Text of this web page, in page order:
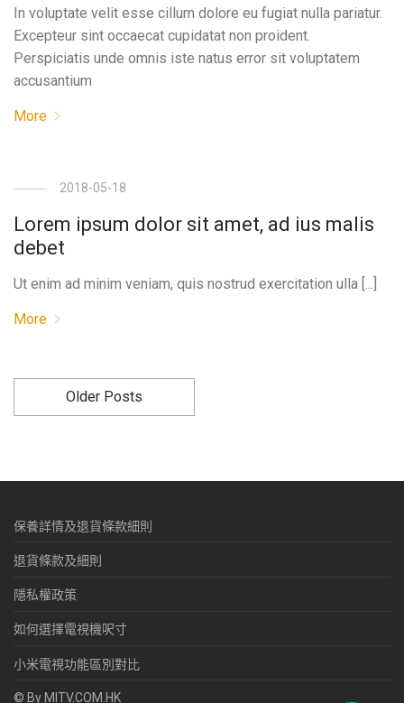
In voluptate velit esse cillum dolore eu fugiat nulla pariatur.
Excepteur sint occaecat cupidatat non proident.
Perspiciatis unde omnis iste natus error sit voluptatem
accusantium
More
2018-05-18
Lorem ipsum dolor sit amet, ad ius malis
debet
Ut enim ad minim veniam, quis nostrud exercitation ulla [...]
More
Older Posts
保養詳情及退貨條款細則
退貨條款及細則
隱私權政策
如何選擇電視機呎寸
小米電視功能區別對比
© By MITV.COM.HK